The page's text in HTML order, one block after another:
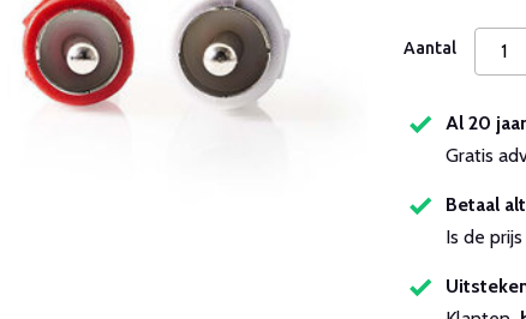
Aantal
Al 20
Gratis
Betaal
Is de